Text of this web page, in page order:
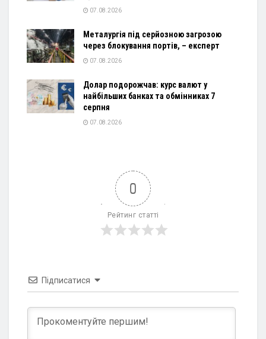
07.08.2026
Металургія під серйозною загрозою
через блокування портів, – експерт
07.08.2026
Долар подорожчав: курс валют у
найбільших банках та обмінниках 7
серпня
07.08.2026
0
Рейтинг статті
Підписатися